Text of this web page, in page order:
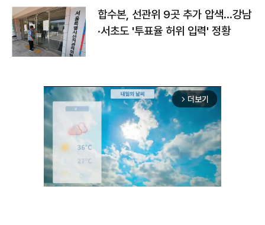
합수본, 선관위 9곳 추가 압색…강남
·서초도 '투표율 허위 입력' 정황
arrow_forward_ios 더보기